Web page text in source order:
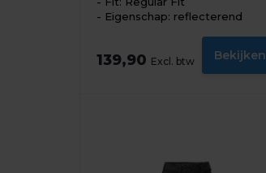
Eigenschap: reflecterend
139,90 Excl. btw Bekijken